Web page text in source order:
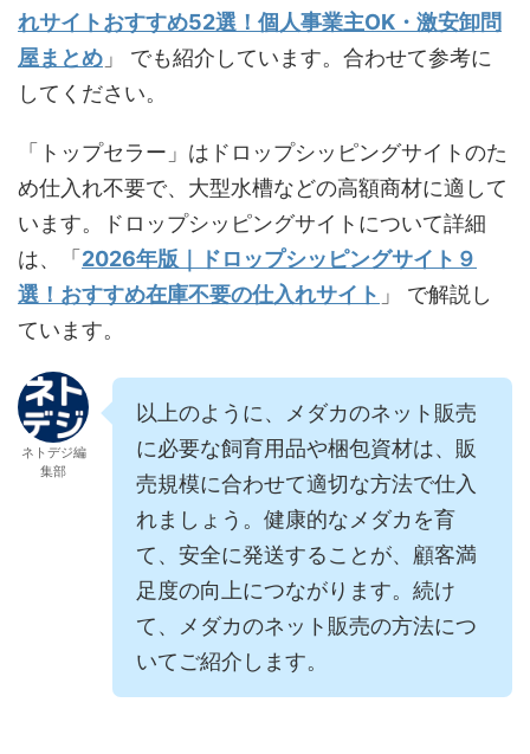
れサイトおすすめ52選！個人事業主OK・激安卸問
屋まとめ 」 でも紹介しています。合わせて参考に
してください。
「トップセラー」はドロップシッピングサイトのた
め仕入れ不要で、大型水槽などの高額商材に適して
います。ドロップシッピングサイトについて詳細
は、「2026年版｜ドロップシッピングサイト９
選！おすすめ在庫不要の仕入れサイト 」 で解説し
ています。
ネトデジ編
集部
以上のように、メダカのネット販売
に必要な飼育用品や梱包資材は、販
売規模に合わせて適切な方法で仕入
れましょう。健康的なメダカを育
て、安全に発送することが、顧客満
足度の向上につながります。続け
て、メダカのネット販売の方法につ
いてご紹介します。